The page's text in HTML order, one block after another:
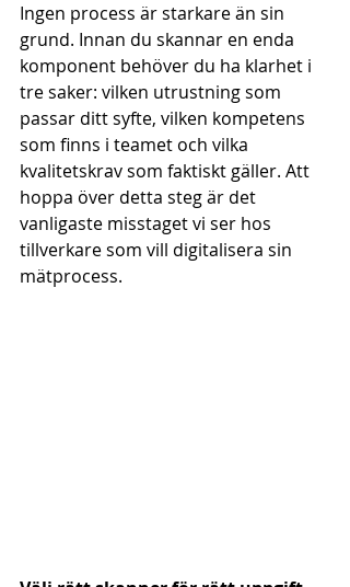
Ingen process är starkare än sin
grund. Innan du skannar en enda
komponent behöver du ha klarhet i
tre saker: vilken utrustning som
passar ditt syfte, vilken kompetens
som finns i teamet och vilka
kvalitetskrav som faktiskt gäller. Att
hoppa över detta steg är det
vanligaste misstaget vi ser hos
tillverkare som vill digitalisera sin
mätprocess.